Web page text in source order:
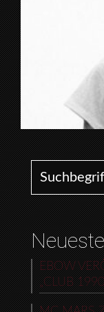
Search for:
EBOW
„CLUB